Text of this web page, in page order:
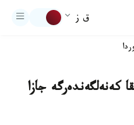
ق ز
كەنەلگەندەرگە جازا